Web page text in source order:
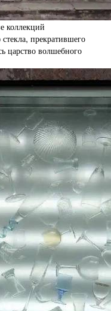
коллекций
прекратившего
царство волшебного